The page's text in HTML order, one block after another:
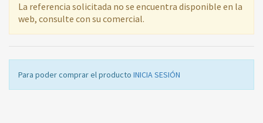
La referencia solicitada no se encuentra disponible en la
web, consulte con su comercial.
Para poder comprar el producto INICIA SESIÓN